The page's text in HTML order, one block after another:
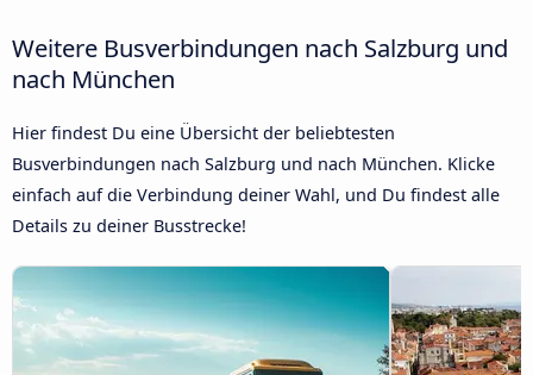
Weitere Busverbindungen nach Salzburg und
nach München
Hier findest Du eine Übersicht der beliebtesten
Busverbindungen nach Salzburg und nach München. Klicke
einfach auf die Verbindung deiner Wahl, und Du findest alle
Details zu deiner Busstrecke!